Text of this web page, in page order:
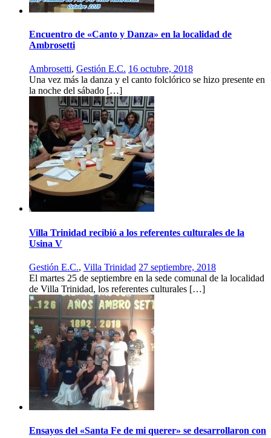
Encuentro de «Canto y Danza» en la localidad de
Ambrosetti
Ambrosetti, Gestión E.C. 16 octubre, 2018
Una vez más la danza y el canto folclórico se hizo presente en
la noche del sábado […]
Villa Trinidad recibió a los referentes culturales de la
Usina V
Gestión E.C., Villa Trinidad 27 septiembre, 2018
El martes 25 de septiembre en la sede comunal de la localidad
de Villa Trinidad, los referentes culturales […]
Ensayos del «Santa Fe de mi querer» se desarrollaron con